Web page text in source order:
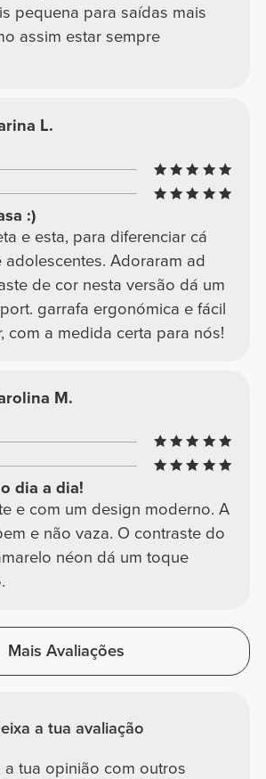
pequena para saídas mais
assim estar sempre
L.
:)
e esta, para diferenciar cá
adolescentes. Adoraram ad
de cor nesta versão dá um
garrafa ergonómica e fácil
com a medida certa para nós!
M.
dia a dia!
e com um design moderno. A
e não vaza. O contraste do
néon dá um toque
Mais Avaliações
a tua avaliação
a tua opinião com outros